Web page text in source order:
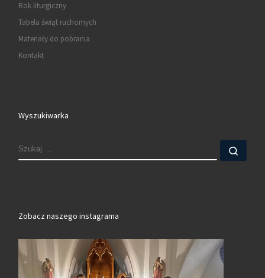
Rok liturgiczny
Tabela świąt ruchomych
Materiały do pobrania
Kontakt
Wyszukiwarka
SZUKAJ
Zobacz naszego instagrama